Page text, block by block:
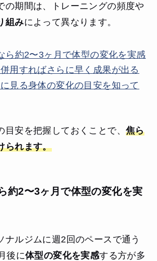
の期間は、トレーニングの頻度や
組みによって異なります。
ら約2〜3ヶ月で体型の変化を実感
用すればさらに早く成果が出る
見る身体の変化の目安を知って
目安を把握しておくことで、 焦ら
られます。
約2〜3ヶ月で体型の変化を実
ナルジムに週2回のペースで通う
後に体型の変化を実感する方が多